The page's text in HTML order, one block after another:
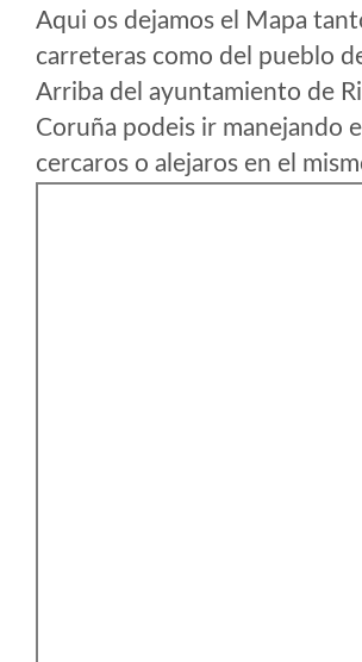
Aqui os dejamos el Mapa
carreteras como del pueblo
Arriba del ayuntamiento de
Coruña podeis ir manejando
cercaros o alejaros en el